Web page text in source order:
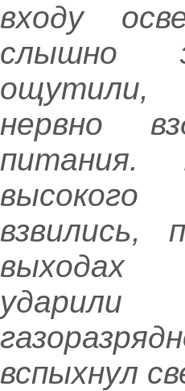
входу
слышно
ощутили,
нервно
питания.
взвились,
выходах
ударили
вспыхнул